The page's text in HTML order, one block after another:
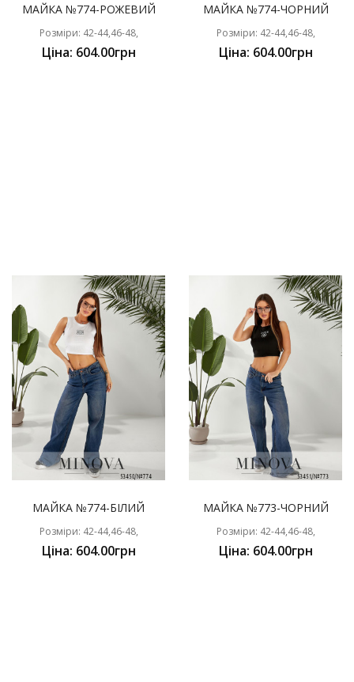
МАЙКА №774-РОЖЕВИЙ
Розміри: 42-44,46-48,
Ціна: 604.00грн
МАЙКА №774-ЧОРНИЙ
Розміри: 42-44,46-48,
Ціна: 604.00грн
МАЙКА №774-БІЛИЙ
Розміри: 42-44,46-48,
Ціна: 604.00грн
МАЙКА №773-ЧОРНИЙ
Розміри: 42-44,46-48,
Ціна: 604.00грн